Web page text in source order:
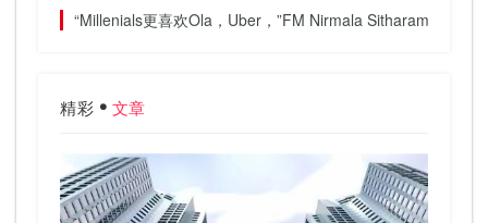
“Millenials更喜欢Ola，Uber，”FM Nirmala Sitharaman说，
精彩 文章